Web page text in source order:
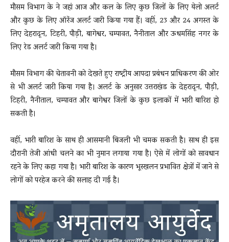
मौसम विभाग के ने जहां आज और कल के लिए कुछ जिलों के लिए येलो अलर्ट
और कुछ के लिए ऑरेंज अलर्ट जारी किया गया हैं। वहीं, 23 और 24 अगस्त के
लिए देहरादून, टिहरी, पौड़ी, बागेश्वर, चम्पावत, नैनीताल और ऊधमसिंह नगर के
लिए रेड अलर्ट जारी किया गया है।
मौसम विभाग की चेतावनी को देखते हुए राष्ट्रीय आपदा प्रबंधन प्राधिकरण की ओर
से भी अलर्ट जारी किया गया है। अलर्ट के अनुसार उत्तराखंड के देहरादून, पौड़ी,
टिहरी, नैनीताल, चम्पावत और बागेश्वर जिलों के कुछ इलाकों में भारी बारिश हो
सकती है।
वहीं, भारी बारिश के साथ ही आसमानी बिजली भी चमक सकती है। साथ ही इस
दौरानी तेजी आंधी चलने का भी नुमान लगाया गया है। ऐसे में लोगों को सावधान
रहने के लिए कहा गया है। भारी बारिश के कारण भूस्खलन प्रभावित क्षेत्रों में जाने से
लोगों को परहेज करने की सलाह दी गई है।